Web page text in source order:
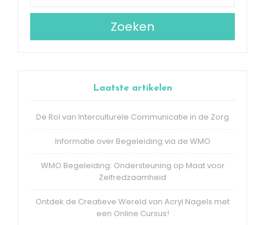
Zoeken
Laatste artikelen
De Rol van Interculturele Communicatie in de Zorg
Informatie over Begeleiding via de WMO
WMO Begeleiding: Ondersteuning op Maat voor
Zelfredzaamheid
Ontdek de Creatieve Wereld van Acryl Nagels met
een Online Cursus!